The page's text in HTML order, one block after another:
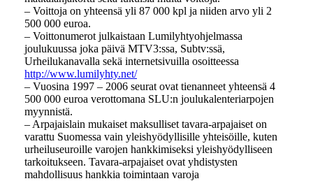
– Voittoja on yhteensä yli 87 000 kpl ja niiden arvo yli 2
500 000 euroa.
– Voittonumerot julkaistaan Lumilyhtyohjelmassa
joulukuussa joka päivä MTV3:ssa, Subtv:ssä,
Urheilukanavalla sekä internetsivuilla osoitteessa
http://www.lumilyhty.net/
– Vuosina 1997 – 2006 seurat ovat tienanneet yhteensä 4
500 000 euroa verottomana SLU:n joulukalenteriarpojen
myynnistä.
– Arpajaislain mukaiset maksulliset tavara-arpajaiset on
varattu Suomessa vain yleishyödyllisille yhteisöille, kuten
urheiluseuroille varojen hankkimiseksi yleishyödylliseen
tarkoitukseen. Tavara-arpajaiset ovat yhdistysten
mahdollisuus hankkia toimintaan varoja